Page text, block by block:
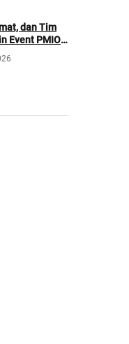
dan Tim
Event PMIO